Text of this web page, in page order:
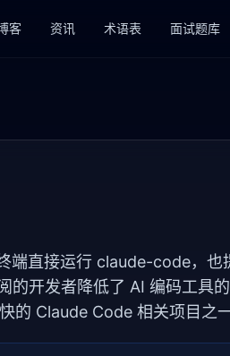
客 资讯 术语表 面试题库
端直接运行 claude-code，也
开发者降低了 AI 编码工具
的 Claude Code 相关项目之